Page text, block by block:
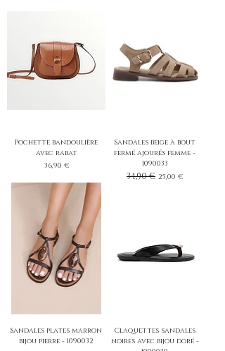
Pochette bandoulière
avec rabat
Prix
36,90 €
Sandales beige à bout
fermé ajourés femme -
1090033
Prix original
34,90 € Prix promotionnel
25,00 €
Sandales plates marron
bijou pierre - 1090032
Claquettes sandales
noires avec bijou doré -